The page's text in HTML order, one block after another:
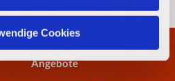
Cookies
Angebote